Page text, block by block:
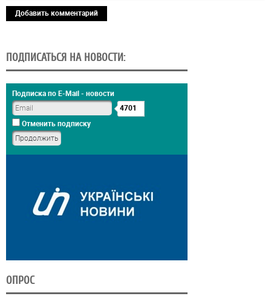
Добавить комментарий
ПОДПИСАТЬСЯ НА НОВОСТИ:
Подписка по E-Mail - новости
4701
Отменить подписку
ОПРОС